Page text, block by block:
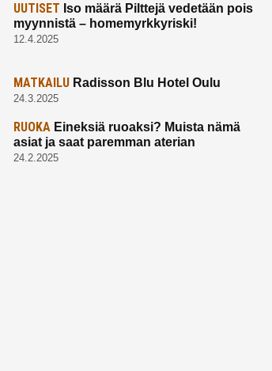
UUTISET Iso määrä Pilttejä vedetään pois
myynnistä – homemyrkkyriski!
12.4.2025
MATKAILU Radisson Blu Hotel Oulu
24.3.2025
RUOKA Eineksiä ruoaksi? Muista nämä
asiat ja saat paremman aterian
24.2.2025